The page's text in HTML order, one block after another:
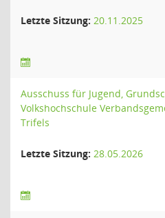
Letzte Sitzung: 20.11.2025
Ausschuss für Jugend,
Volkshochschule
Trifels
Letzte Sitzung: 28.05.2026